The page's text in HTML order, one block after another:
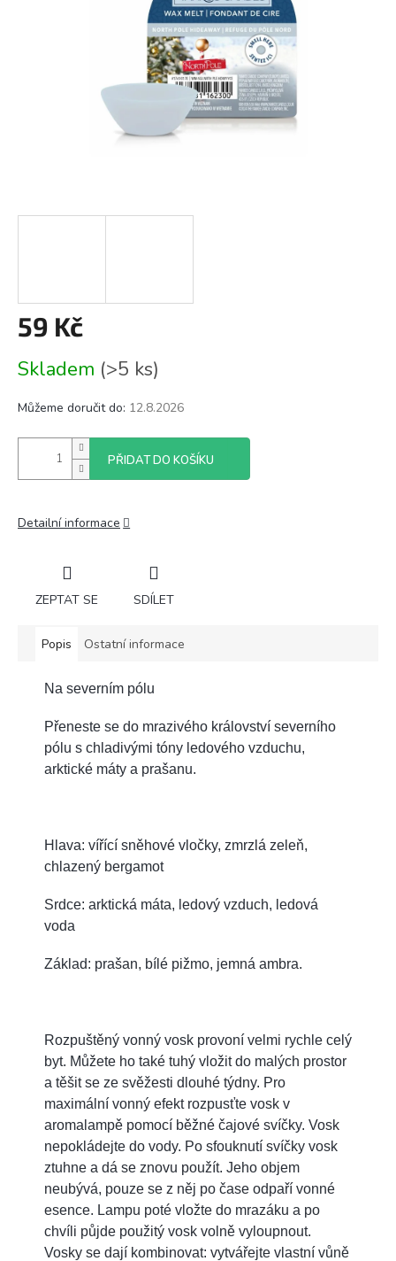
59 Kč
cena:
Skladem (>5 ks)
Můžeme doručit do: 12.8.2026
PŘIDAT DO KOŠÍKU
Detailní informace
ZEPTAT SE SDÍLET
Popis Ostatní informace
Na severním pólu
Přeneste se do mrazivého království severního
pólu s chladivými tóny ledového vzduchu,
arktické máty a prašanu.
Hlava: vířící sněhové vločky, zmrzlá zeleň,
chlazený bergamot
Srdce: arktická máta, ledový vzduch, ledová
voda
Základ: prašan, bílé pižmo, jemná ambra.
Rozpuštěný vonný vosk provoní velmi rychle celý
byt. Můžete ho také tuhý vložit do malých prostor
a těšit se ze svěžesti dlouhé týdny. Pro
maximální vonný efekt rozpusťte vosk v
aromalampě pomocí běžné čajové svíčky. Vosk
nepokládejte do vody. Po sfouknutí svíčky vosk
ztuhne a dá se znovu použít. Jeho objem
neubývá, pouze se z něj po čase odpaří vonné
esence. Lampu poté vložte do mrazáku a po
chvíli půjde použitý vosk volně vyloupnout.
Vosky se dají kombinovat: vytvářejte vlastní vůně